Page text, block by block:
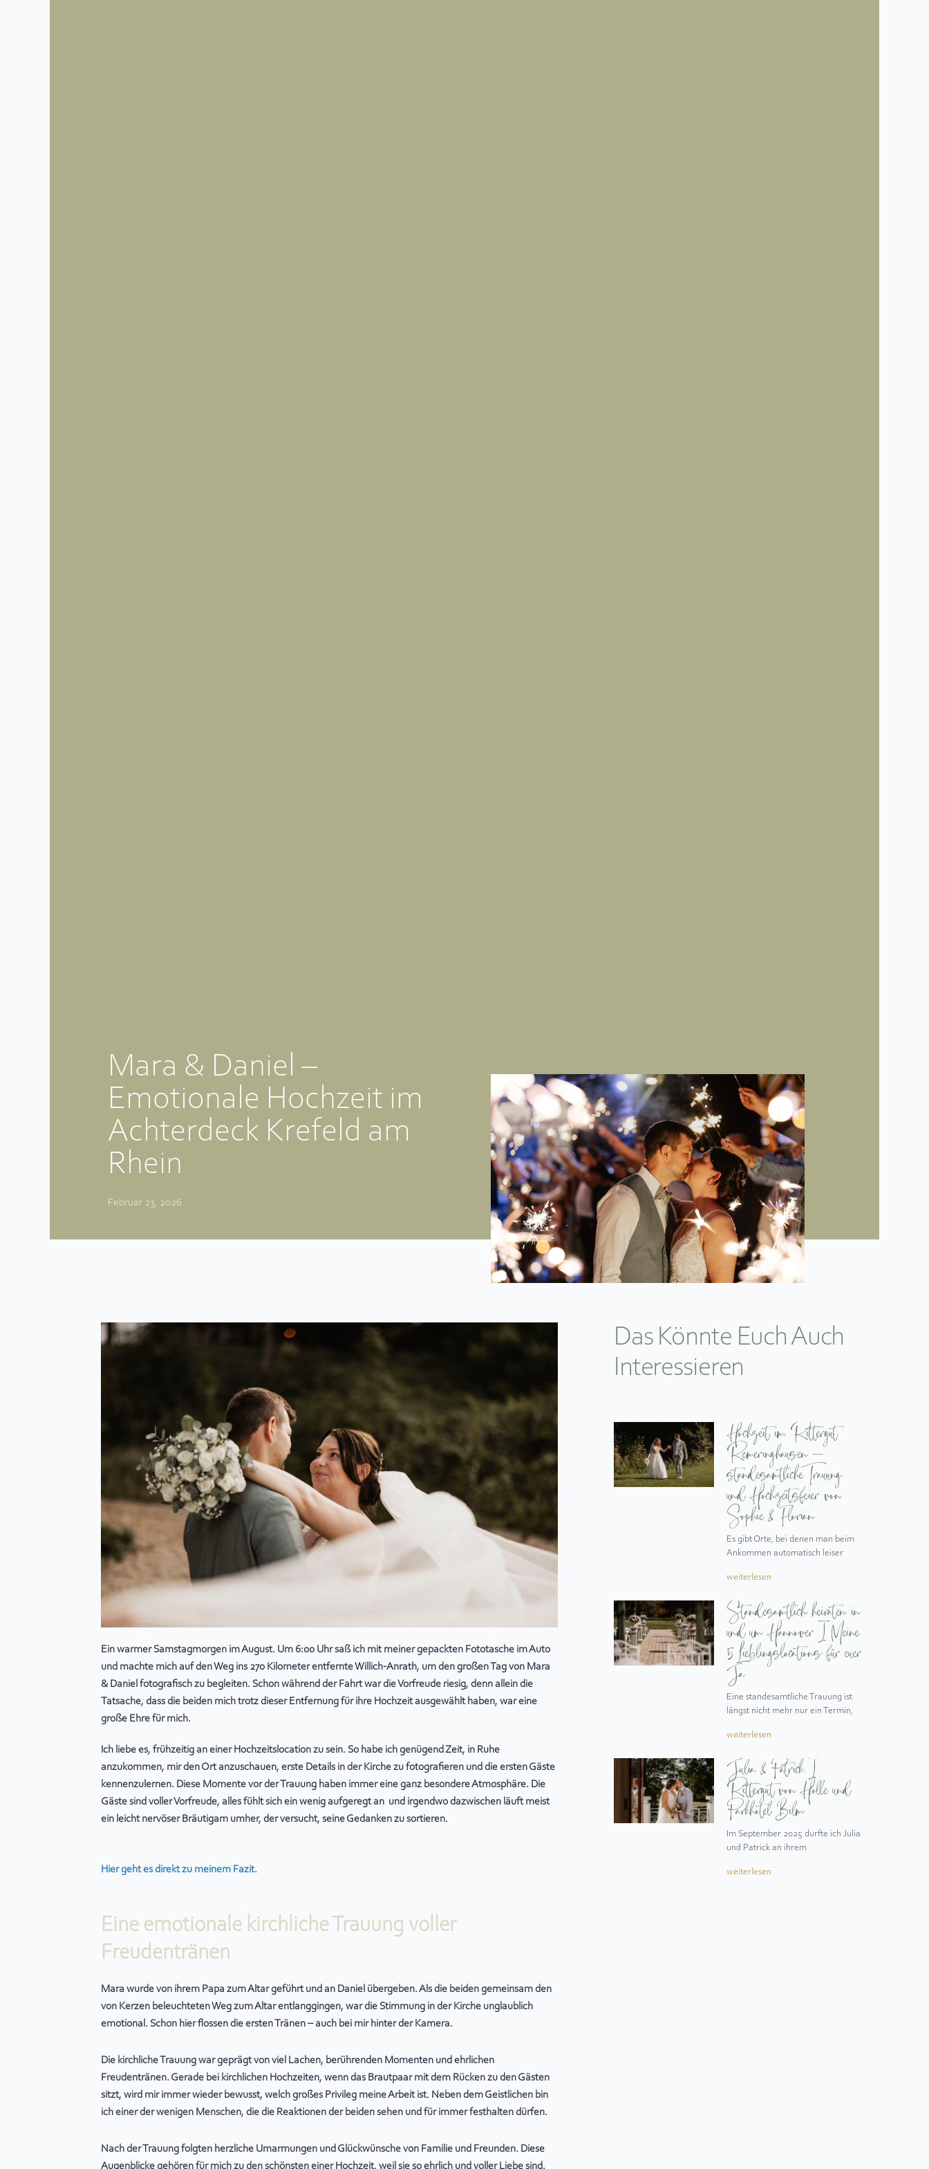
Mara & Daniel –
Emotionale Hochzeit im
Achterdeck Krefeld am
Rhein
Februar 23, 2026
Ein warmer Samstagmorgen im August. Um 6:00 Uhr saß ich mit meiner gepackten Fototasche im Auto
und machte mich auf den Weg ins 270 Kilometer entfernte Willich-Anrath, um den großen Tag von Mara
& Daniel fotografisch zu begleiten. Schon während der Fahrt war die Vorfreude riesig, denn allein die
Tatsache, dass die beiden mich trotz dieser Entfernung für ihre Hochzeit ausgewählt haben, war eine
große Ehre für mich.
Ich liebe es, frühzeitig an einer Hochzeitslocation zu sein. So habe ich genügend Zeit, in Ruhe
anzukommen, mir den Ort anzuschauen, erste Details in der Kirche zu fotografieren und die ersten Gäste
kennenzulernen. Diese Momente vor der Trauung haben immer eine ganz besondere Atmosphäre. Die
Gäste sind voller Vorfreude, alles fühlt sich ein wenig aufgeregt an und irgendwo dazwischen läuft meist
ein leicht nervöser Bräutigam umher, der versucht, seine Gedanken zu sortieren.
Hier geht es direkt zu meinem Fazit.
Eine emotionale kirchliche Trauung voller
Freudentränen
Mara wurde von ihrem Papa zum Altar geführt und an Daniel übergeben. Als die beiden gemeinsam den
von Kerzen beleuchteten Weg zum Altar entlanggingen, war die Stimmung in der Kirche unglaublich
emotional. Schon hier flossen die ersten Tränen – auch bei mir hinter der Kamera.
Die kirchliche Trauung war geprägt von viel Lachen, berührenden Momenten und ehrlichen
Freudentränen. Gerade bei kirchlichen Hochzeiten, wenn das Brautpaar mit dem Rücken zu den Gästen
sitzt, wird mir immer wieder bewusst, welch großes Privileg meine Arbeit ist. Neben dem Geistlichen bin
ich einer der wenigen Menschen, die die Reaktionen der beiden sehen und für immer festhalten dürfen.
Nach der Trauung folgten herzliche Umarmungen und Glückwünsche von Familie und Freunden. Diese
Augenblicke gehören für mich zu den schönsten einer Hochzeit, weil sie so ehrlich und voller Liebe sind.
Das Könnte Euch Auch
Interessieren
Hochzeit im Rittergut
Remeringhausen –
standesamtliche Trauung
und Hochzeitsfeier von
Sophie & Florian
Es gibt Orte, bei denen man beim
Ankommen automatisch leiser
weiterlesen
Standesamtlich heiraten in
und um Hannover I Meine
5 Lieblingslocations für euer
Ja
Eine standesamtliche Trauung ist
längst nicht mehr nur ein Termin,
weiterlesen
Julia & Patrick I
Rittergut von Holle und
Parkhotel Bilm
Im September 2025 durfte ich Julia
und Patrick an ihrem
weiterlesen